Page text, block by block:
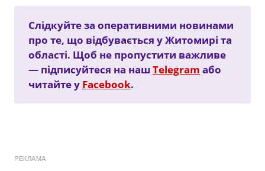
Слідкуйте за оперативними новинами
про те, що відбувається у Житомирі та
області. Щоб не пропустити важливе
— підписуйтеся на нашTelegram або
читайте у Facebook.
РЕКЛАМА